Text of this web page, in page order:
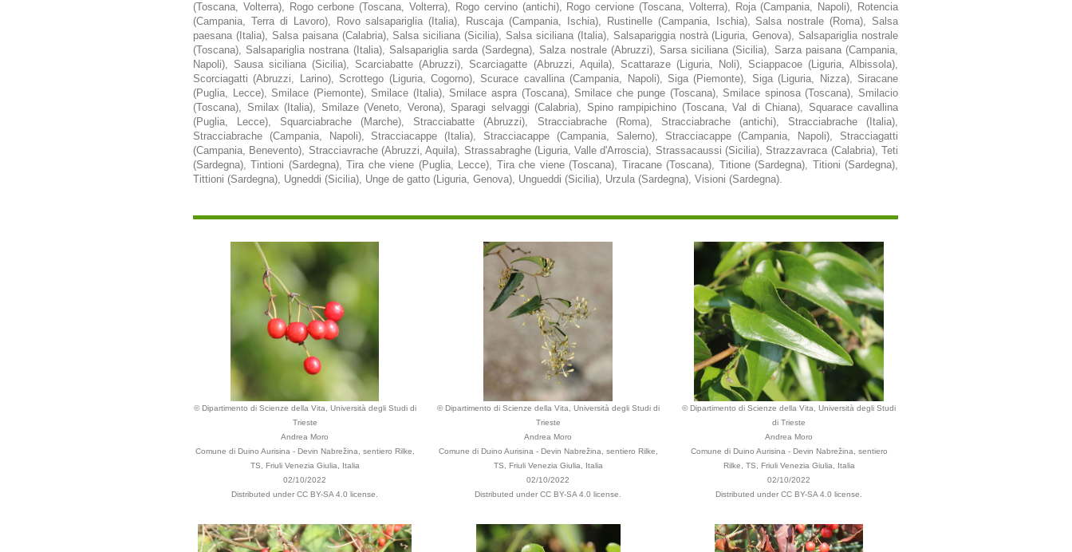
(Toscana, Volterra), Rogo cerbone (Toscana, Volterra), Rogo cervino (antichi), Rogo cervione (Toscana, Volterra), Roja (Campania, Napoli), Rotencia
(Campania, Terra di Lavoro), Rovo salsapariglia (Italia), Ruscaja (Campania, Ischia), Rustinelle (Campania, Ischia), Salsa nostrale (Roma), Salsa
paesana (Italia), Salsa paisana (Calabria), Salsa siciliana (Sicilia), Salsa siciliana (Italia), Salsapariggia nostrà (Liguria, Genova), Salsapariglia nostrale
(Toscana), Salsapariglia nostrana (Italia), Salsapariglia sarda (Sardegna), Salza nostrale (Abruzzi), Sarsa siciliana (Sicilia), Sarza paisana (Campania,
Napoli), Sausa siciliana (Sicilia), Scarciabatte (Abruzzi), Scarciagatte (Abruzzi, Aquila), Scattaraze (Liguria, Noli), Sciappacoe (Liguria, Albissola),
Scorciagatti (Abruzzi, Larino), Scrottego (Liguria, Cogorno), Scurace cavallina (Campania, Napoli), Siga (Piemonte), Siga (Liguria, Nizza), Siracane
(Puglia, Lecce), Smilace (Piemonte), Smilace (Italia), Smilace aspra (Toscana), Smilace che punge (Toscana), Smilace spinosa (Toscana), Smilacio
(Toscana), Smilax (Italia), Smilaze (Veneto, Verona), Sparagi selvaggi (Calabria), Spino rampipichino (Toscana, Val di Chiana), Squarace cavallina
(Puglia, Lecce), Squarciabrache (Marche), Stracciabatte (Abruzzi), Stracciabrache (Roma), Stracciabrache (antichi), Stracciabrache (Italia),
Stracciabrache (Campania, Napoli), Stracciacappe (Italia), Stracciacappe (Campania, Salerno), Stracciacappe (Campania, Napoli), Stracciagatti
(Campania, Benevento), Stracciavrache (Abruzzi, Aquila), Strassabraghe (Liguria, Valle d'Arroscia), Strassacaussi (Sicilia), Strazzavraca (Calabria), Teti
(Sardegna), Tintioni (Sardegna), Tira che viene (Puglia, Lecce), Tira che viene (Toscana), Tiracane (Toscana), Titione (Sardegna), Titioni (Sardegna),
Tittioni (Sardegna), Ugneddi (Sicilia), Unge de gatto (Liguria, Genova), Ungueddi (Sicilia), Urzula (Sardegna), Visioni (Sardegna).
© Dipartimento di Scienze della Vita, Università degli Studi di
Trieste
Andrea Moro
Comune di Duino Aurisina - Devin Nabrežina, sentiero Rilke,
TS, Friuli Venezia Giulia, Italia
02/10/2022
Distributed under CC BY-SA 4.0 license.
© Dipartimento di Scienze della Vita, Università degli Studi di
Trieste
Andrea Moro
Comune di Duino Aurisina - Devin Nabrežina, sentiero Rilke,
TS, Friuli Venezia Giulia, Italia
02/10/2022
Distributed under CC BY-SA 4.0 license.
© Dipartimento di Scienze della Vita, Università degli Studi
di Trieste
Andrea Moro
Comune di Duino Aurisina - Devin Nabrežina, sentiero
Rilke, TS, Friuli Venezia Giulia, Italia
02/10/2022
Distributed under CC BY-SA 4.0 license.